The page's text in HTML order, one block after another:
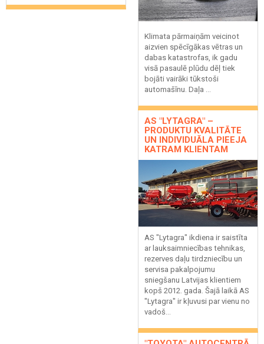
Klimata pārmaiņām veicinot
aizvien spēcīgākas vētras un
dabas katastrofas, ik gadu
visā pasaulē plūdu dēļ tiek
bojāti vairāki tūkstoši
automašīnu. Daļa ...
AS "LYTAGRA" –
PRODUKTU KVALITĀTE
UN INDIVIDUĀLA PIEEJA
KATRAM KLIENTAM
AS "Lytagra" ikdiena ir saistīta
ar lauksaimniecības tehnikas,
rezerves daļu tirdzniecību un
servisa pakalpojumu
sniegšanu Latvijas klientiem
kopš 2012. gada. Šajā laikā AS
"Lytagra" ir kļuvusi par vienu no
vadoš...